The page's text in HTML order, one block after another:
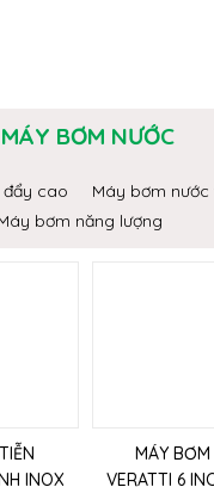
MÁY BƠM NƯỚC
cao
Máy bơm
bơm năng lượng
INOX
MÁY
VERATTI 6